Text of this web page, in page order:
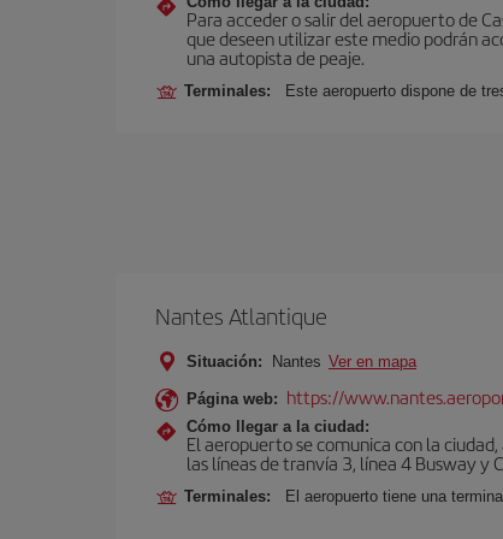
Para acceder o salir del aeropuerto de
que deseen utilizar este medio podrán
una autopista de peaje.
Terminales: Este aeropuerto dispone de
Nantes Atlantique
Situación: Nantes Ver en mapa
Página web: https://
Cómo llegar a la ciudad:
El aeropuerto se comunica con la
las líneas de tranvía 3, línea 4 Busway y
Terminales: El aeropuerto tiene una